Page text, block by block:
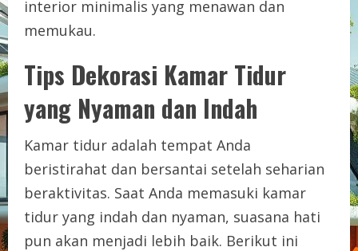
interior minimalis yang menawan dan
memukau.
Tips Dekorasi Kamar Tidur
yang Nyaman dan Indah
Kamar tidur adalah tempat Anda
beristirahat dan bersantai setelah seharian
beraktivitas. Saat Anda memasuki kamar
tidur yang indah dan nyaman, suasana hati
pun akan menjadi lebih baik. Berikut ini